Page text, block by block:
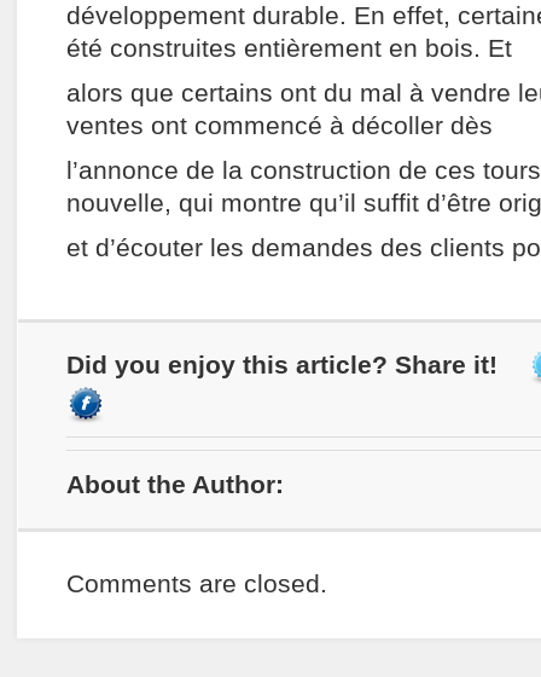
développement durable. En effet,
été construites entièrement en bois. Et
alors que certains ont du mal à vendre
ventes ont commencé à décoller dès
l’annonce de la construction de ces
nouvelle, qui montre qu’il suffit d’être
et d’écouter les demandes des clients
Did you enjoy this article? Share it!
About the Author:
Comments are closed.